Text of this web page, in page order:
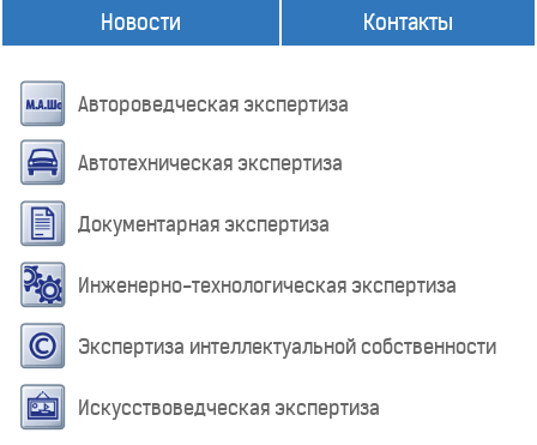
Новости
Контакты
Автороведческая экспертиза
Автотехническая экспертиза
Документарная экспертиза
Инженерно-технологическая экспертиза
Экспертиза интеллектуальной собственности
Искусствоведческая экспертиза